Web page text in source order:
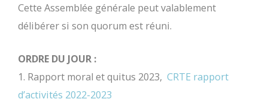
Cette Assemblée générale peut valablement
délibérer si son quorum est réuni.
ORDRE DU JOUR :
1. Rapport moral et quitus 2023, CRTE rapport
d’activités 2022-2023